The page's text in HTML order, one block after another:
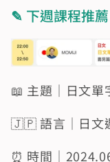
✎ 下週課程推薦
📖 主題｜日文單
🇯🇵 語言｜日文
⏰ 時間｜